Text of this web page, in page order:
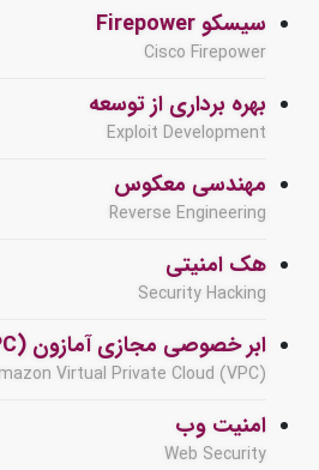
سیسکو Firepower
Cisco Firepower
بهره برداری از توسعه
Exploit Development
مهندسی معکوس
Reverse Engineering
هک امنیتی
Security Hacking
ابر خصوصی مجازی آمازون (VPC)
Amazon Virtual Private Cloud (VPC)
امنیت وب
Web Security